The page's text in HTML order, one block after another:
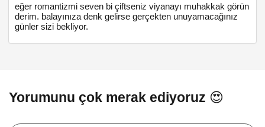
eğer romantizmi seven bi çiftseniz viyanayı muhakkak görün
derim. balayınıza denk gelirse gerçekten unuyamacağınız
günler sizi bekliyor.
Yorumunu çok merak ediyoruz 😍